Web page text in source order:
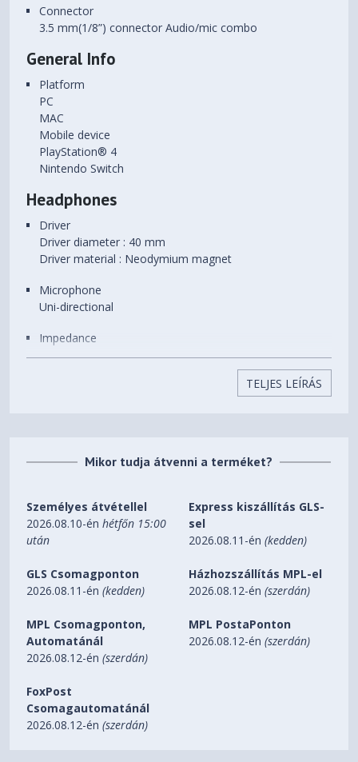
Connector
3.5 mm(1/8”) connector Audio/mic combo
General Info
Platform
PC
MAC
Mobile device
PlayStation® 4
Nintendo Switch
Headphones
Driver
Driver diameter : 40 mm
Driver material : Neodymium magnet
Microphone
Uni-directional
Impedance
32 Ohm
Pick-up Pattern
Frequency Response
Microphone boom:
Sensitivity
Sensitivity : -45 dB
General Info
3.5mm cable: 1.2M;
3.5mm audio/mic splitter cable: 1.2M
TELJES LEÍRÁS
Mikor tudja átvenni a terméket?
Személyes átvétellel
2026.08.10-énhétfőn 15:00
után
Express kiszállítás GLS-
sel
2026.08.11-én(kedden)
GLS Csomagponton
2026.08.11-én(kedden)
Házhozszállítás MPL-el
2026.08.12-én(szerdán)
MPL Csomagponton,
Automatánál
2026.08.12-én(szerdán)
MPL PostaPonton
2026.08.12-én(szerdán)
FoxPost
Csomagautomatánál
2026.08.12-én(szerdán)